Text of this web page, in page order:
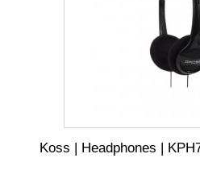
Koss | Headphones |